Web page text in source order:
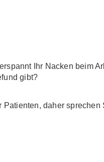
Ihr Nacken beim
gibt?
daher sprechen